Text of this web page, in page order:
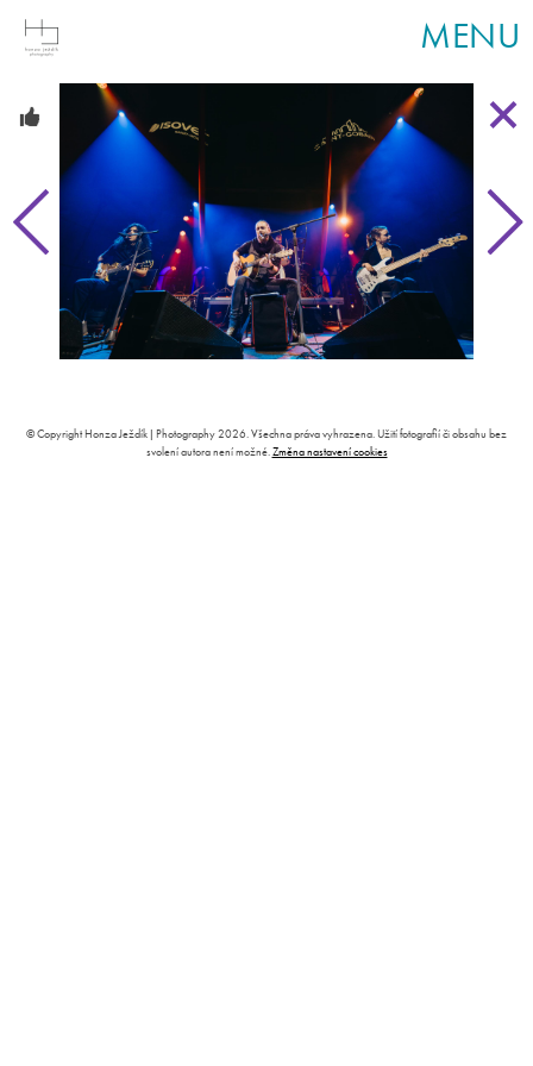
MENU
© Copyright Honza Ježdík | Photography 2026. Všechna práva vyhrazena. Užití fotografií či obsahu bez
svolení autora není možné.Změna nastavení cookies